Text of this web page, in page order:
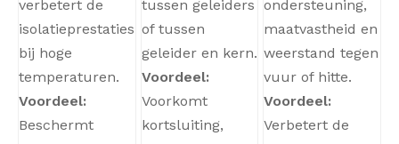
verbetert de
isolatieprestaties
bij hoge
temperaturen.
Voordeel:
Beschermt
tussen geleiders
of tussen
geleider en kern.
Voordeel:
Voorkomt
kortsluiting,
ondersteuning,
maatvastheid en
weerstand tegen
vuur of hitte.
Voordeel:
Verbetert de